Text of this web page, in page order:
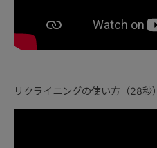
リクライニングの使い方（28秒）